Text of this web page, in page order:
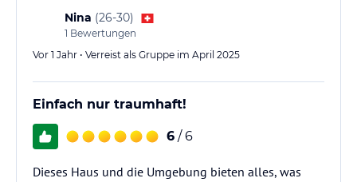
Nina (26-30)
1 Bewertungen
Vor 1 Jahr • Verreist als Gruppe im April 2025
Einfach nur traumhaft!
6 / 6
Dieses Haus und die Umgebung bieten alles, was